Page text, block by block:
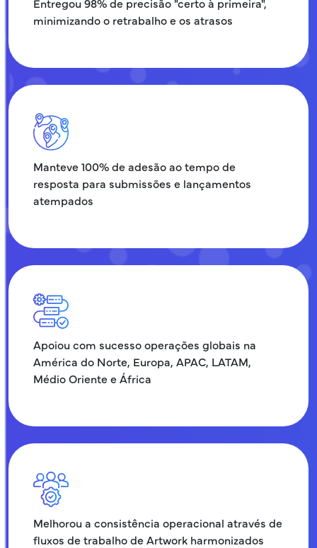
minimizando o retrabalho e os atrasos
Manteve 100% de adesão ao tempo de
resposta para submissões e lançamentos
atempados
Apoiou com sucesso operações globais na
América do Norte, Europa, APAC, LATAM,
Médio Oriente e África
Melhorou a consistência operacional através de
fluxos de trabalho de Artwork harmonizados